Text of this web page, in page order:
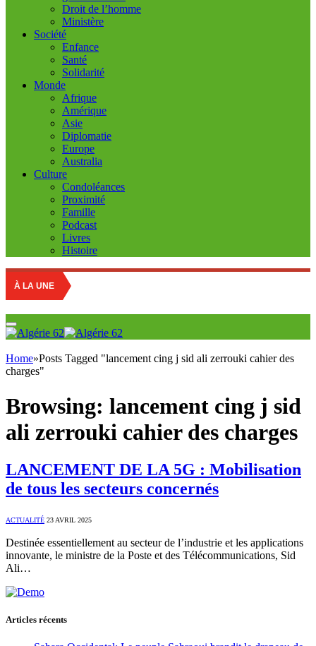
Droit de l’homme
Ministère
Société
Enfance
Santé
Solidarité
Monde
Afrique
Amérique
Asie
Diplomatie
Europe
Australia
Culture
Condoléances
Proximité
Famille
Podcast
Livres
Histoire
À LA UNE
Home»Posts Tagged "lancement cing j sid ali zerrouki cahier des
charges"
Browsing: lancement cing j sid
ali zerrouki cahier des charges
LANCEMENT DE LA 5G : Mobilisation
de tous les secteurs concernés
ACTUALITÉ 23 AVRIL 2025
Destinée essentiellement au secteur de l’industrie et les applications
innovante, le ministre de la Poste et des Télécommunications, Sid
Ali…
Articles récents